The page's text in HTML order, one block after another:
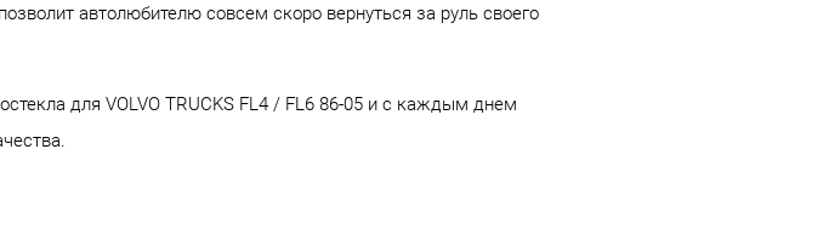
автолюбителю совсем скоро вернуться за руль своего
для VOLVO TRUCKS FL4 / FL6 86-05 и с каждым днем